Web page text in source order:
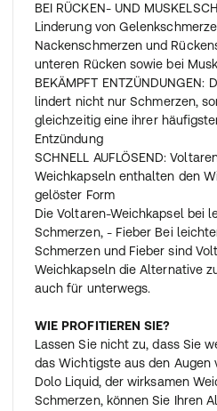
BEI RÜCKEN- UND
Linderung von
Nackenschmerzen und
unteren Rücken sowie bei
BEKÄMPFT
lindert nicht nur Schmerzen,
gleichzeitig eine ihrer
Entzündung
SCHNELL AUFLÖSEND:
Weichkapseln enthalten den
gelöster Form
Die Voltaren-Weichkapsel bei
Schmerzen, - Fieber Bei
Schmerzen und Fieber sind
Weichkapseln die Alternative
auch für unterwegs.
WIE PROFITIEREN SIE?
Lassen Sie nicht zu, dass Sie
das Wichtigste aus den Augen
Dolo Liquid, der wirksamen
Schmerzen, können Sie Ihren